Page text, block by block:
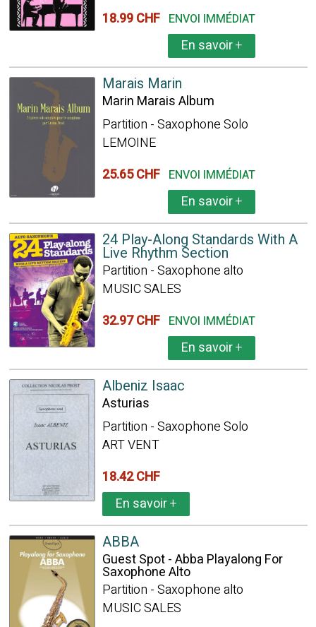
18.99 CHF ENVOI IMMÉDIAT
En savoir+
Marais Marin
Marin Marais Album
Partition - Saxophone Solo
LEMOINE
25.65 CHF ENVOI IMMÉDIAT
En savoir+
24 Play-Along Standards With A
Live Rhythm Section
Partition - Saxophone alto
MUSIC SALES
32.97 CHF ENVOI IMMÉDIAT
En savoir+
Albeniz Isaac
Asturias
Partition - Saxophone Solo
ART VENT
18.42 CHF
En savoir+
ABBA
Guest Spot - Abba Playalong For
Saxophone Alto
Partition - Saxophone alto
MUSIC SALES